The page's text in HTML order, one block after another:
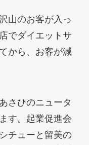
山のお客が入っ
でダイエットサ
から、お客が減
さひのニュータ
す。起業促進会
チューと留美の